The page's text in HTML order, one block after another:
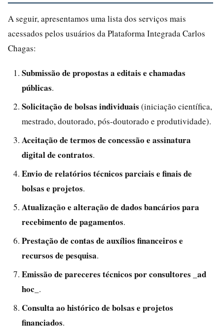
A seguir, apresentamos uma lista dos serviços mais
acessados pelos usuários da Plataforma Integrada Carlos
Chagas:
Submissão de propostas a editais e chamadas
públicas.
Solicitação de bolsas individuais (iniciação científica,
mestrado, doutorado, pós-doutorado e produtividade).
Aceitação de termos de concessão e assinatura
digital de contratos.
Envio de relatórios técnicos parciais e finais de
bolsas e projetos.
Atualização e alteração de dados bancários para
recebimento de pagamentos.
Prestação de contas de auxílios financeiros e
recursos de pesquisa.
Emissão de pareceres técnicos por consultores _ad
hoc_ .
Consulta ao histórico de bolsas e projetos
financiados.